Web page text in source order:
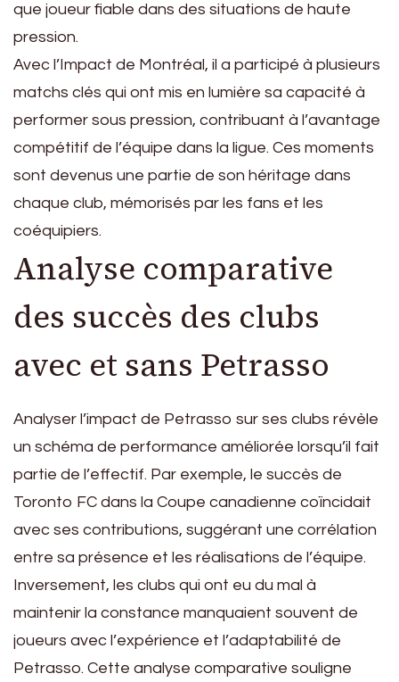
que joueur fiable dans des situations de haute
pression.
Avec l’Impact de Montréal, il a participé à plusieurs
matchs clés qui ont mis en lumière sa capacité à
performer sous pression, contribuant à l’avantage
compétitif de l’équipe dans la ligue. Ces moments
sont devenus une partie de son héritage dans
chaque club, mémorisés par les fans et les
coéquipiers.
Analyse comparative
des succès des clubs
avec et sans Petrasso
Analyser l’impact de Petrasso sur ses clubs révèle
un schéma de performance améliorée lorsqu’il fait
partie de l’effectif. Par exemple, le succès de
Toronto FC dans la Coupe canadienne coïncidait
avec ses contributions, suggérant une corrélation
entre sa présence et les réalisations de l’équipe.
Inversement, les clubs qui ont eu du mal à
maintenir la constance manquaient souvent de
joueurs avec l’expérience et l’adaptabilité de
Petrasso. Cette analyse comparative souligne